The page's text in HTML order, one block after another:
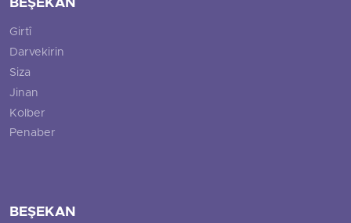
BEŞEKAN
Girtî
Darvekirin
Siza
Jinan
Kolber
Penaber
BEŞEKAN